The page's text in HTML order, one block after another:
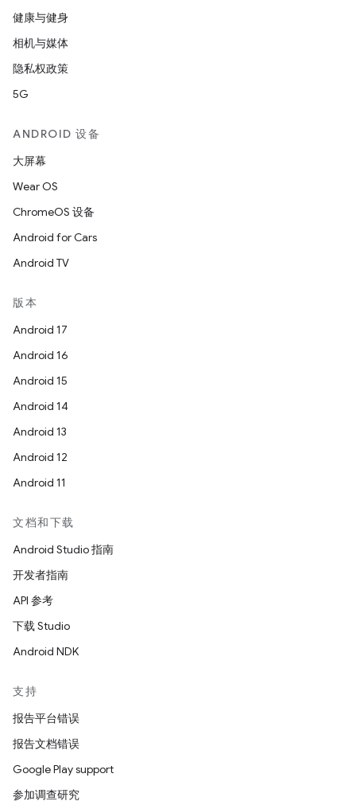
健康与健身
相机与媒体
隐私权政策
5G
ANDROID 设备
大屏幕
Wear OS
ChromeOS 设备
Android for Cars
Android TV
版本
Android 17
Android 16
Android 15
Android 14
Android 13
Android 12
Android 11
文档和下载
Android Studio 指南
开发者指南
API 参考
下载 Studio
Android NDK
支持
报告平台错误
报告文档错误
Google Play support
参加调查研究